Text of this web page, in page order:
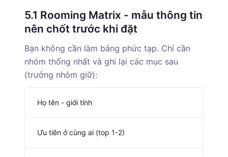
5.1 Rooming Matrix - mẫu thông tin
nên chốt trước khi đặt
Bạn không cần làm bảng phức tạp. Chỉ cần
nhóm thống nhất và ghi lại các mục sau
(trưởng nhóm giữ):
Họ tên - giới tính
Ưu tiên ở cùng ai (top 1-2)